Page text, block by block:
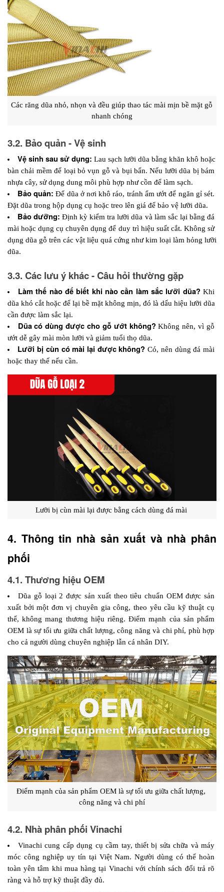
Các răng dũa nhỏ, nhọn và đều giúp thao tác mài mịn bề mặt gỗ
nhanh chóng
3.2. Bảo quản - Vệ sinh
Vệ sinh sau sử dụng: Lau sạch lưỡi dũa bằng khăn khô hoặc
bàn chải mềm để loại bỏ vụn gỗ và bụi bẩn. Nếu lưỡi dũa bị bám
nhựa cây, sử dụng dung môi phù hợp như cồn để làm sạch.
Bảo quản: Để dũa ở nơi khô ráo, tránh ẩm ướt để ngăn gỉ sét.
Đặt dũa trong hộp dụng cụ hoặc treo lên giá để bảo vệ lưỡi dũa.
Bảo dưỡng: Định kỳ kiểm tra lưỡi dũa và làm sắc lại bằng đá
mài hoặc dụng cụ chuyên dụng để duy trì hiệu suất cắt. Không sử
dụng dũa gỗ trên các vật liệu quá cứng như kim loại làm hỏng lưỡi
dũa.
3.3. Các lưu ý khác - Câu hỏi thường gặp
Làm thế nào để biết khi nào cần làm sắc lưỡi dũa? Khi
dũa khó cắt hoặc để lại bề mặt không mịn, đó là dấu hiệu lưỡi dũa
cần được làm sắc lại.
Dũa có dùng được cho gỗ ướt không? Không nên, vì gỗ
ướt dễ gây mài mòn lưỡi và giảm tuổi thọ dũa.
Lưỡi bị cùn có mài lại được không? Có, nên dùng đá mài
hoặc thay thế nếu cần.
Lưỡi bị cùn mài lại được bằng cách dùng đá mài
4. Thông tin nhà sản xuất và nhà phân
phối
4.1. Thương hiệu OEM
Dũa gỗ loại 2 được sản xuất theo tiêu chuẩn OEM được sản
xuất bởi một đơn vị chuyên gia công, theo yêu cầu kỹ thuật cụ
thể, không mang thương hiệu riêng. Điểm mạnh của sản phẩm
OEM là sự tối ưu giữa chất lượng, công năng và chi phí, phù hợp
cho cả người dùng chuyên nghiệp lẫn cá nhân DIY.
Điểm mạnh của sản phẩm OEM là sự tối ưu giữa chất lượng,
công năng và chi phí
4.2. Nhà phân phối Vinachi
Vinachi cung cấp dụng cụ cầm tay, thiết bị sửa chữa và máy
móc công nghiệp uy tín tại Việt Nam. Người dùng có thể hoàn
toàn yên tâm khi mua hàng tại Vinachi với chính sách đổi trả rõ
ràng và hỗ trợ kỹ thuật đầy đủ.